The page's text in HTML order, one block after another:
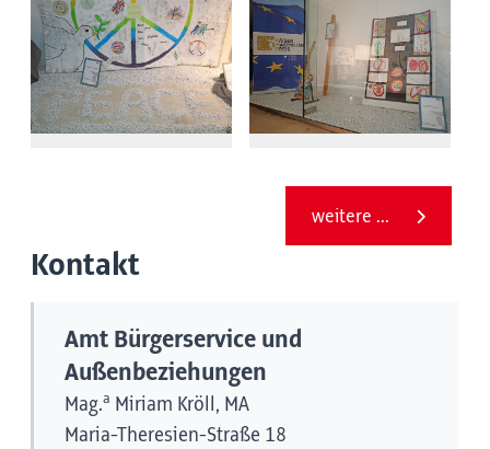
weitere ...
Kontakt
Amt Bürgerservice und
Außenbeziehungen
Mag.a Miriam Kröll, MA
Maria-Theresien-Straße 18